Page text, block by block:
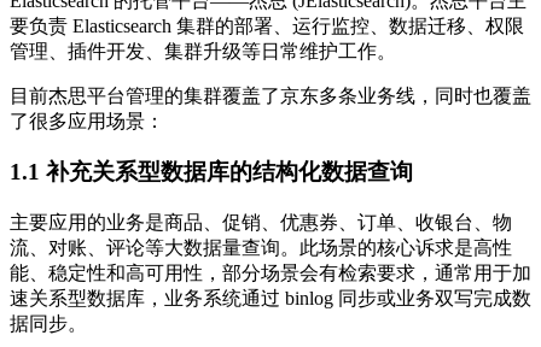
要负责 Elasticsearch 集群的部署、运行监控、数据迁移、权限
管理、插件开发、集群升级等日常维护工作。
目前杰思平台管理的集群覆盖了京东多条业务线，同时也覆盖
了很多应用场景：
1.1 补充关系型数据库的结构化数据查询
主要应用的业务是商品、促销、优惠券、订单、收银台、物
流、对账、评论等大数据量查询。此场景的核心诉求是高性
能、稳定性和高可用性，部分场景会有检索要求，通常用于加
速关系型数据库，业务系统通过 binlog 同步或业务双写完成数
据同步。